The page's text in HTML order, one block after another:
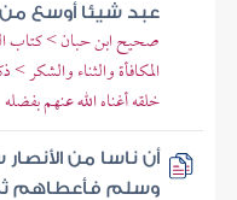
عبد شيئا أوسع من
صحيح ابن حبان > كتاب
المكافأة والثناء والشكر
خلقه أغناه الله عنهم بفضله
أن ناسا من
وسلم فأعطاهم